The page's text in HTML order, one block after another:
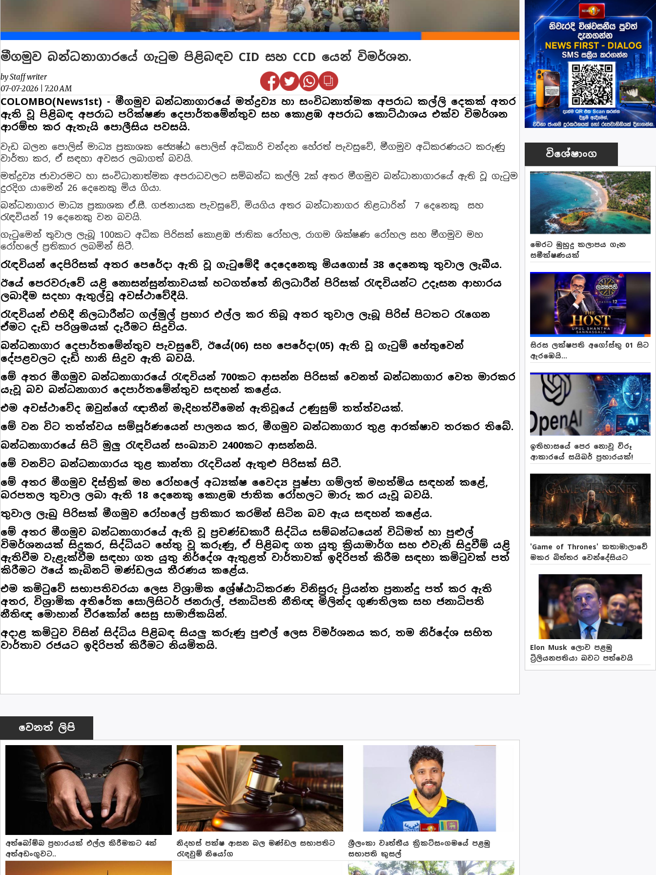
මීගමුව බන්ධනාගාරයේ ගැටුම පිළිබඳව CID සහ CCD යෙන් විමර්ශන.
by Staff writer
07-07-2026 | 7:20 AM
COLOMBO(News1st) - මීගමුව බන්ධනාගාරයේ මත්ද්‍රව්‍ය හා සංවිධනාත්මක අපරාධ කල්ලි දෙකක් අතර
ඇති වූ පිළිබඳ අපරාධ පරික්ෂණ දෙපාර්තමේන්තුව සහ කොළඹ අපරාධ කොට්ඨාශය එක්ව විමර්ශන
ආරම්භ කර ඇතැයි පොලීසිය පවසයි.
වැඩ බලන පොලිස් මාධ්‍ය ප්‍රකාශක ජ්‍යෙෂ්ඨ පොලිස් අධිකාරි චන්දන හේරත් පැවසුවේ, මීගමුව අධිකරණයට කරුණු
වාර්තා කර, ඒ සඳහා අවසර ලබාගත් බවයි.
මත්ද්‍රව්‍ය ජාවාරමට හා සංවිධානාත්මක අපරාධවලට සම්බන්ධ කල්ලි 2ක් අතර මීගමුව බන්ධානාගාරයේ ඇති වූ ගැටුම
දුරදිග යාමෙන් 26 දෙනෙකු මිය ගියා.
බන්ධනාගාර මාධ්‍ය ප්‍රකාශක ඒ.සී. ගජනායක පැවසුවේ, මියගිය අතර බන්ධානාගර නිළධාරින් 7 දෙනෙකු සහ
රැඳවියන් 19 දෙනෙකු වන බවයි.
ගැටුමෙන් තුවාල ලැබූ 100කට අධික පිරිසක් කොළඹ ජාතික රෝහල, රාගම ශික්ෂණ රෝහල සහ මීගමුව මහ
රෝහලේ ප්‍රතිකාර ලබමින් සිටී.
රැඳවියන් දෙපිරිසක් අතර පෙරේදා ඇති වූ ගැටුමේදී දෙදෙනෙකු මියගොස් 38 දෙනෙකු තුවාල ලැබීය.
ඊයේ පෙරවරුවේ යළි නොසන්සුන්තාවයක් හටගත්තේ නිලධාරීන් පිරිසක් රැඳවියන්ට උදෑසන ආහාරය
ලබාදීම සදහා ඇතුල්වූ අවස්ථාවේදීයි.
රැඳවියන් එහිදී නිලධාරීන්ට ගල්මුල් ප්‍රහාර එල්ල කර තිබූ අතර තුවාල ලැබූ පිරිස් පිටතට රැගෙන
ඒමට දැඩි පරිශ්‍රමයක් දැරීමට සිදුවිය.
බන්ධනාගාර දෙපාර්තමේන්තුව පැවසුවේ, ඊයේ(06) සහ පෙරේදා(05) ඇති වූ ගැටුම් හේතුවෙන්
දේපළවලට දැඩි හානි සිදුව ඇති බවයි.
මේ අතර මීගමුව බන්ධනාගාරයේ රැඳවියන් 700කට ආසන්න පිරිසක් වෙනත් බන්ධනාගාර වෙත මාරකර
යැවූ බව බන්ධනාගාර දෙපාර්තමේන්තුව සඳහන් කළේය.
එම අවස්ථාවේද ඔවුන්ගේ ඥාතීන් මැදිහත්වීමෙන් ඇතිවූයේ උණුසුම් තත්ත්වයක්.
මේ වන විට තත්ත්වය සම්පූර්ණයෙන් පාලනය කර, මීගමුව බන්ධනාගාර තුළ ආරක්ෂාව තරකර තිබේ.
බන්ධනාගාරයේ සිටි මුලු රැඳවියන් සංඛ්‍යාව 2400කට ආසන්නයි.
මේ වනවිට බන්ධනාගාරය තුළ කාන්තා රැදවියන් ඇතුළු පිරිසක් සිටී.
මේ අතර මීගමුව දිස්ත්‍රික් මහ රෝහලේ අධ්‍යක්ෂ වෛද්‍ය පුෂ්පා ගම්ලත් මහත්මිය සඳහන් කළේ,
බරපතල තුවාල ලබා ඇති 18 දෙනෙකු කොළඹ ජාතික රෝහලට මාරු කර යැවූ බවයි.
තුවාල ලැබු පිරිසක් මීගමුව රෝහලේ ප්‍රතිකාර කරමින් සිටින බව ඇය සඳහන් කළේය.
මේ අතර මීගමුව බන්ධනාගාරයේ ඇති වූ ප්‍රචණ්ඩකාරී සිද්ධිය සම්බන්ධයෙන් විධිමත් හා පුළුල්
විමර්ශනයක් සිදුකර, සිද්ධියට හේතු වූ කරුණු, ඒ පිළිබඳ ගත යුතු ක්‍රියාමාර්ග සහ එවැනි සිදුවීම් යළි
ඇතිවීම වැළැක්වීම සඳහා ගත යුතු නිර්දේශ ඇතුළත් වාර්තාවක් ඉදිරිපත් කිරීම සඳහා කමිටුවක් පත්
කිරීමට ඊයේ කැබිනට් මණ්ඩලය තීරණය කළේය.
එම කමිටුවේ සභාපතිවරයා ලෙස විශ්‍රාමික ශ්‍රේෂ්ඨාධිකරණ විනිසුරු ප්‍රියන්ත ප්‍රනාන්දු පත් කර ඇති
අතර, විශ්‍රාමික අතිරේක සොලිසිටර් ජනරාල්, ජනාධිපති නීතිඥ මිලින්ද ගුණතිලක සහ ජනාධිපති
නීතිඥ මොහාන් වීරකෝන් සෙසු සාමාජිකයින්.
අදාළ කමිටුව විසින් සිද්ධිය පිළිබඳ සියලු කරුණු පුළුල් ලෙස විමර්ශනය කර, තම නිර්දේශ සහිත
වාර්තාව රජයට ඉදිරිපත් කිරීමට නියමිතයි.
වෙනත් ලිපි
අත්බෝම්බ ප්‍රහාරයක් එල්ල කිරීමකට 4ක්
අත්අඩංගුවට..
නිදහස් පක්ෂ ආසන බල මණ්ඩල සභාපතිට
රැඳවුම් නියෝග
ශ්‍රීලංකා වෘත්තීය ක්‍රිකට්සංගමයේ පළමු
සභාපති කුසල්
විශේෂාංග
මෙරට මුහුදු කලාපය ගැන
සමීක්ෂණයක්
සිරස ලක්ෂපති අගෝස්තු 01 සිට
ඇරඹෙයි...
ඉතිහාසයේ පෙර නොවූ විරූ
ආකාරයේ සයිබර් ප්‍රහාරයක්!
'Game of Thrones' කතාමාලාවේ
මකර බිත්තර වෙන්දේසියට
Elon Musk ලොව පළමු
ට්‍රිලියනපතියා බවට පත්වෙයි